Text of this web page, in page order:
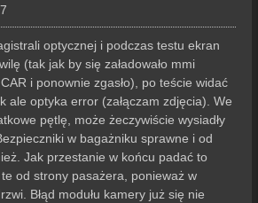
optycznej i podczas testu ekran
(tak jak by się załadowało mmi
i ponownie zgasło), po teście widać
ale optyka error (załączam zdjęcia). We
pętlę, może żeczywiście wysiadły
w bagażniku sprawne i od
Jak przestanie w końcu padać to
od strony pasażera, ponieważ w
Błąd modułu kamery już się nie